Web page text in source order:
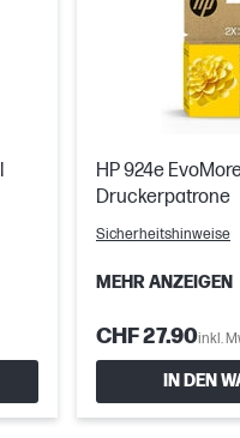
HP 924e
Druckerpatrone
Sicherheitshinweise
MEHR ANZEIGEN
CHF 27.90inkl.
IN DEN